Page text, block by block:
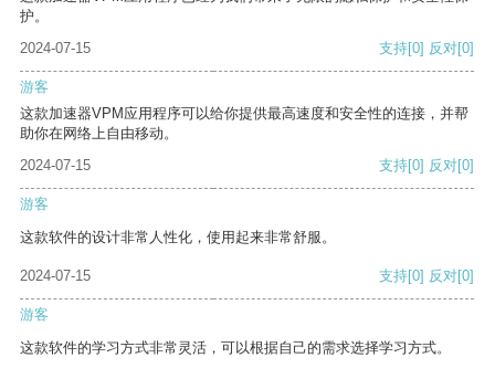
护。
2024-07-15
支持[0] 反对[0]
游客
这款加速器VPM应用程序可以给你提供最高速度和安全性的连接，并帮
助你在网络上自由移动。
2024-07-15
支持[0] 反对[0]
游客
这款软件的设计非常人性化，使用起来非常舒服。
2024-07-15 支持[0] 反对[0]
游客
这款软件的学习方式非常灵活，可以根据自己的需求选择学习方式。